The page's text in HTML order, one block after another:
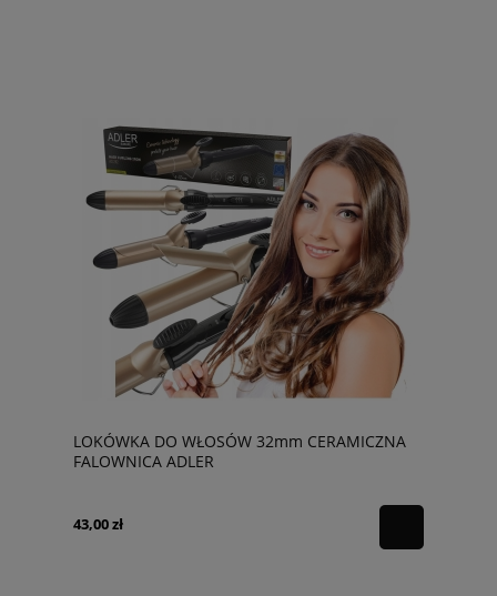
LOKÓWKA DO WŁOSÓW 32mm CERAMICZNA
FALOWNICA ADLER
43,00 zł